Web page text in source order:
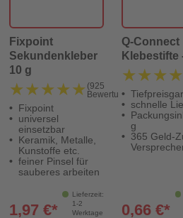
Fixpoint
Sekundenkleber
10 g
★★★★★
★★★★★ (925
Bewertungen)
Fixpoint
universel
einsetzbar
Keramik, Metalle,
Kunstoffe etc.
feiner Pinsel für
sauberes arbeiten
Lieferzeit:
1-2
Werktage
1,97 €*
Q-Connect
Klebestifte
schnelle
g
365 Geld-
0,66 €*